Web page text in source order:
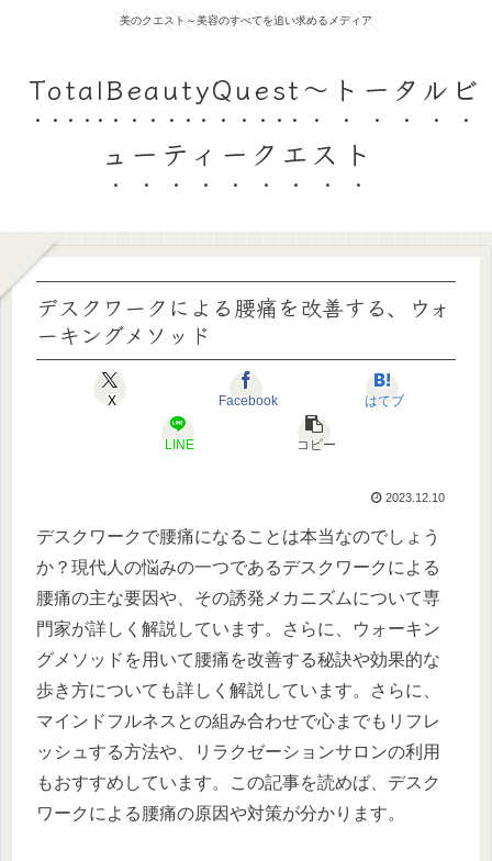
美のクエスト～美容のすべてを追い求めるメディア
TotalBeautyQuest～トータルビ
ューティークエスト
デスクワークによる腰痛を改善する、ウォ
ーキングメソッド
X Facebook はてブ
LINE コピー
2023.12.10
デスクワークで腰痛になることは本当なのでしょう
か？現代人の悩みの一つであるデスクワークによる
腰痛の主な要因や、その誘発メカニズムについて専
門家が詳しく解説しています。さらに、ウォーキン
グメソッドを用いて腰痛を改善する秘訣や効果的な
歩き方についても詳しく解説しています。さらに、
マインドフルネスとの組み合わせで心までもリフレ
ッシュする方法や、リラクゼーションサロンの利用
もおすすめしています。この記事を読めば、デスク
ワークによる腰痛の原因や対策が分かります。